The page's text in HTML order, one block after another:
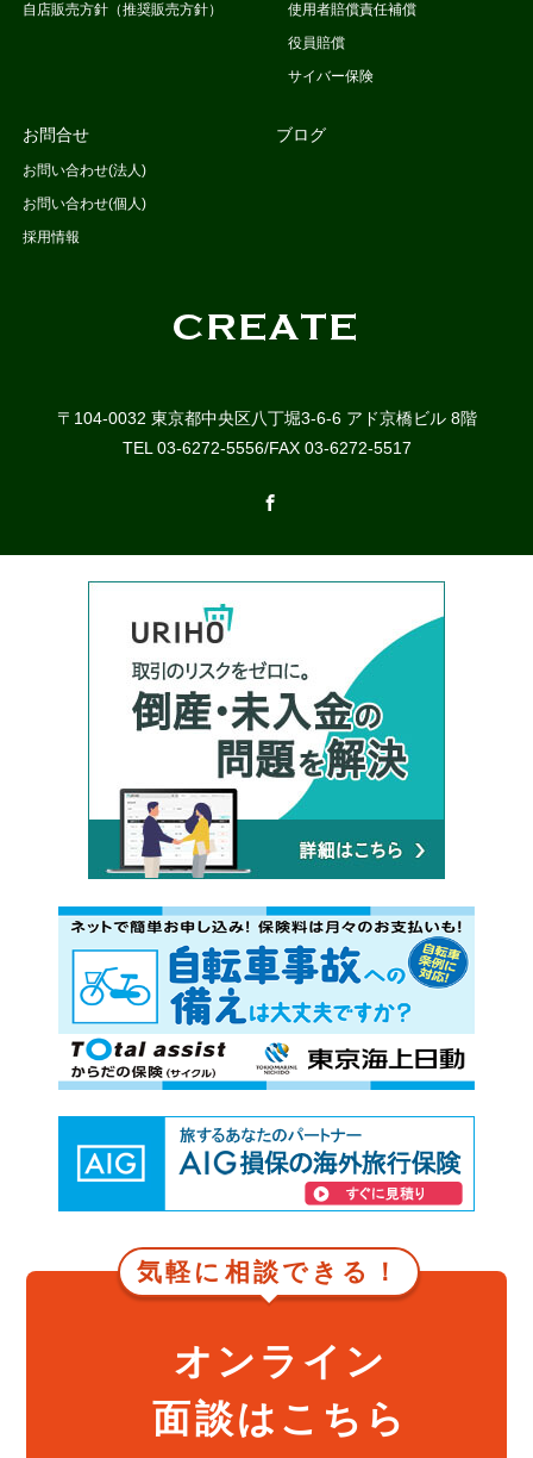
自店販売方針（推奨販売方針）
使用者賠償責任補償
役員賠償
サイバー保険
お問合せ
お問い合わせ(法人)
お問い合わせ(個人)
採用情報
ブログ
〒104-0032 東京都中央区八丁堀3-6-6 アド京橋ビル 8階
TEL 03-6272-5556/FAX 03-6272-5517
気軽に相談できる！
オンライン
面談はこちら